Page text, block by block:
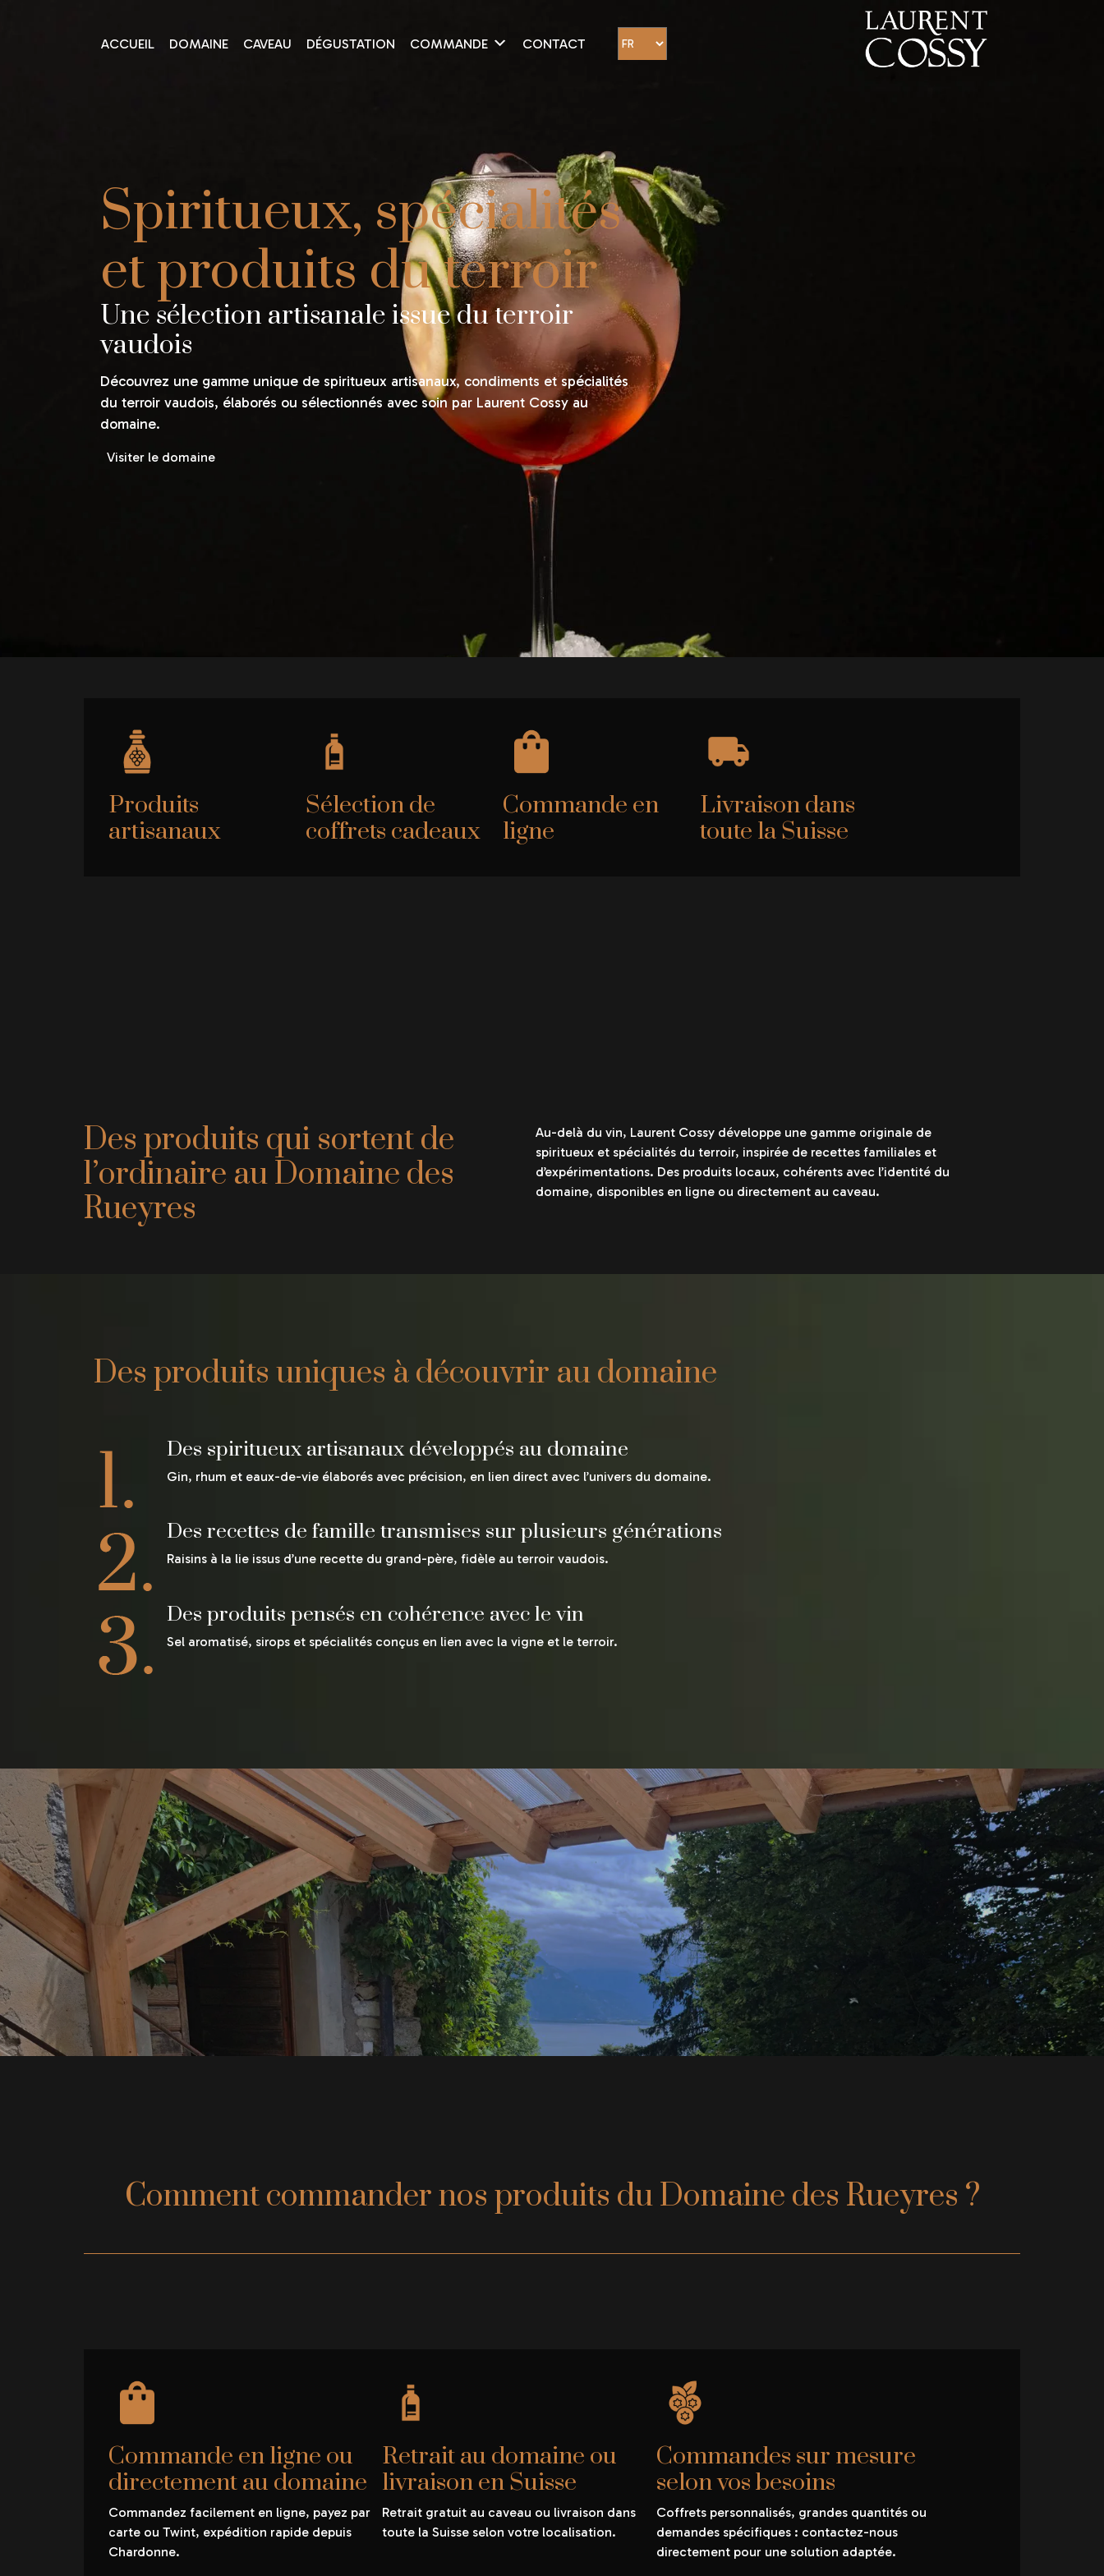
ACCUEIL DOMAINE CAVEAU DÉGUSTATION COMMANDE CONTACT
Spiritueux, spécialités
et produits du terroir
Une sélection artisanale issue du terroir
vaudois
Découvrez une gamme unique de spiritueux artisanaux, condiments et spécialités
du terroir vaudois, élaborés ou sélectionnés avec soin par Laurent Cossy au
domaine.
Visiter le domaine
Produits
artisanaux
Sélection de
coffrets cadeaux
Commande en
ligne
Livraison dans
toute la Suisse
Des produits qui sortent de
l’ordinaire au Domaine des
Rueyres
Au-delà du vin, Laurent Cossy développe une gamme originale de
spiritueux et spécialités du terroir, inspirée de recettes familiales et
d’expérimentations. Des produits locaux, cohérents avec l’identité du
domaine, disponibles en ligne ou directement au caveau.
Des produits uniques à découvrir au domaine
Des spiritueux artisanaux développés au domaine
Gin, rhum et eaux-de-vie élaborés avec précision, en lien direct avec l’univers du domaine.
Des recettes de famille transmises sur plusieurs générations
Raisins à la lie issus d’une recette du grand-père, fidèle au terroir vaudois.
Des produits pensés en cohérence avec le vin
Sel aromatisé, sirops et spécialités conçus en lien avec la vigne et le terroir.
Comment commander nos produits du Domaine des Rueyres ?
Commande en ligne ou
directement au domaine
Commandez facilement en ligne, payez par
carte ou Twint, expédition rapide depuis
Chardonne.
Retrait au domaine ou
livraison en Suisse
Retrait gratuit au caveau ou livraison dans
toute la Suisse selon votre localisation.
Commandes sur mesure
selon vos besoins
Coffrets personnalisés, grandes quantités ou
demandes spécifiques : contactez-nous
directement pour une solution adaptée.